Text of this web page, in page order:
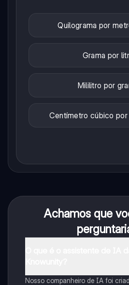
Quilograma por
Grama por
Mililitro por
Centímetro cúbico por
Achamos que
Nosso companheiro de IA foi